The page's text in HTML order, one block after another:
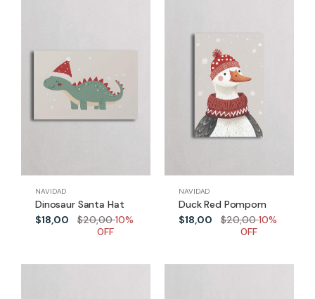
NAVIDAD
Dinosaur Santa Hat
$18,00
$20,0010%
0FF
NAVIDAD
Duck Red Pompom
$18,00
$20,0010%
0FF